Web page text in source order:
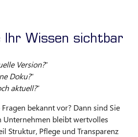
Ihr Wissen sichtbar
Version?“
Doku?“
aktuell?“
bekannt vor? Dann sind Sie
Unternehmen bleibt wertvolles
Struktur, Pflege und Transparenz